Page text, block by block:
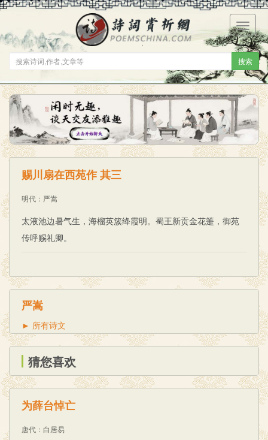
搜索
菜
单
赐川扇在西苑作 其三
明代 ： 严嵩
太液池边暑气生，海榴英簇绛霞明。蜀王新贡金花箑，御苑
传呼赐礼卿。
严嵩
► 所有诗文
猜您喜欢
为薛台悼亡
唐代 ： 白居易